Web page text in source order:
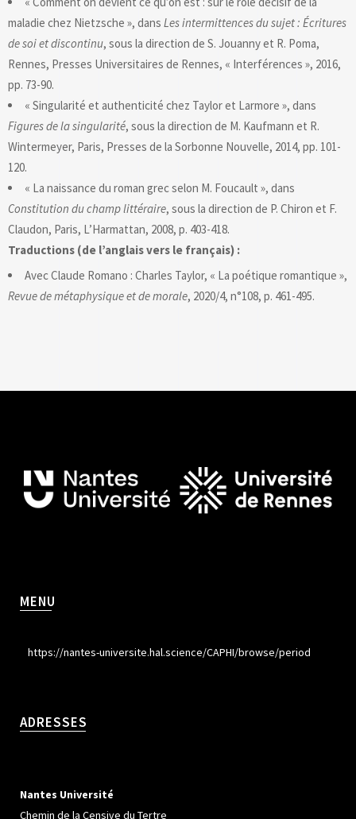
maladie chez Nietzsche », dans Les intermittences du sujet : Écritures
de soi et discontinu, sous la direction de S. Jouanny et R. Poma,
Rennes, Presses Universitaires de Rennes, « Interférences », 2016,
pp. 73-90.
« Singularité et authenticité chez Taylor et Larmore », dans
Figures de la singularité, sous la direction de M. Kaufmann et R.
Wintermeyer, Paris, Presses de la Sorbonne Nouvelle, 2014, pp. 101-
120.
« La naissance du roman grec selon M. Foucault », dans
Constitution du champ littéraire, sous la direction de P. Chiron et F.
Claudon, Paris, L’Harmattan, 2008, p. 403-418.
Traductions (de l’anglais vers le français) :
Avec Claude Romano : Charles Taylor, « La poétique romantique »,
Revue de métaphysique et de morale, 2020/4, n°108, p. 461-495.
MENU
https://nantes-universite.hal.science/CAPHI/browse/period
ADRESSES
Nantes Université
Chemin de la Censive du Tertre